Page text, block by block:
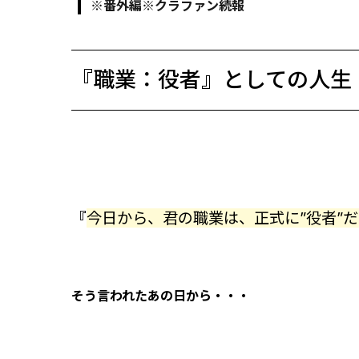
※番外編※クラファン続報
『職業：役者』としての人生
『今日から、君の職業は、正式に”役者”
そう言われたあの日から・・・